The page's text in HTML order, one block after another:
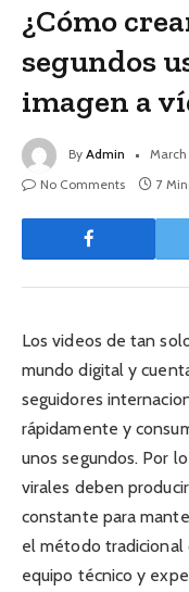
¿Cómo
segundos
imagen a
By Admin March
No Comments
7
Los videos de tan
mundo digital y
seguidores
rápidamente y
unos segundos. Por
virales deben
constante para
el método tradicional
equipo técnico y